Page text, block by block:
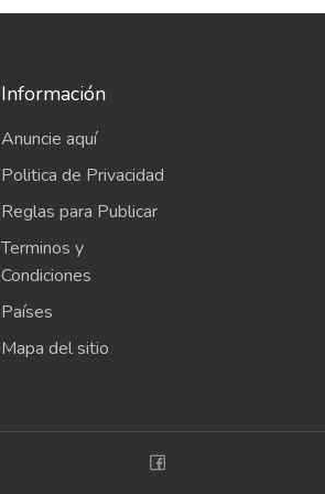
Información
Anuncie aquí
Politica de Privacidad
Reglas para Publicar
Terminos y
Condiciones
Países
Mapa del sitio